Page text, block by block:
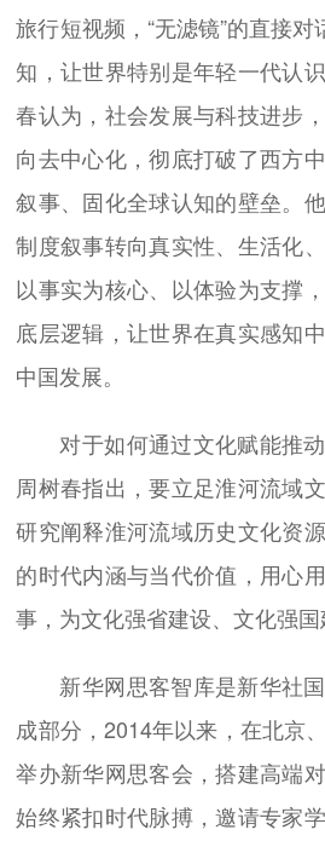
旅行短视频，“无滤镜”的直接对
知，让世界特别是年轻一代认
春认为，社会发展与科技进步
向去中心化，彻底打破了西方
叙事、固化全球认知的壁垒。
制度叙事转向真实性、生活化
以事实为核心、以体验为支撑
底层逻辑，让世界在真实感知
中国发展。
对于如何通过文化赋能推
周树春指出，要立足淮河流域
研究阐释淮河流域历史文化资
的时代内涵与当代价值，用心
事，为文化强省建设、文化强国
新华网思客智库是新华社
成部分，2014年以来，在北京
举办新华网思客会，搭建高端
始终紧扣时代脉搏，邀请专家